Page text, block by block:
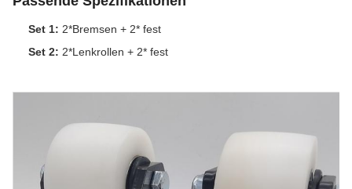
Set 1: 2*Bremsen + 2* fest
Set 2: 2*Lenkrollen + 2* fest